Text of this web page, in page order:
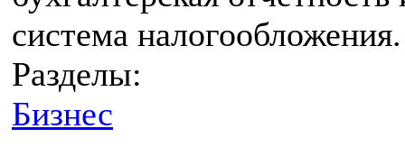
система налогообложения.
Разделы:
Бизнес